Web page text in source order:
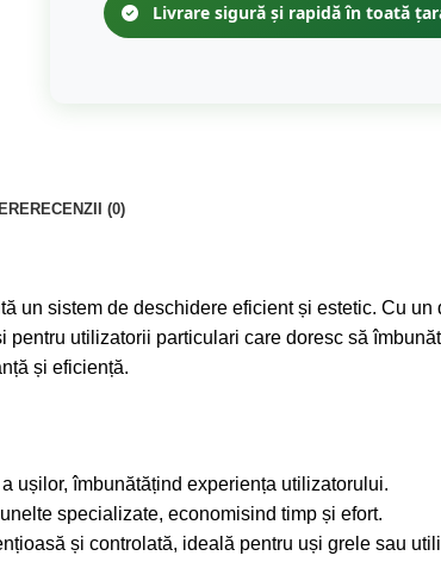
Livrare sigură și rapidă în toată
RECENZII (0)
sistem de deschidere eficient și estetic. Cu
utilizatorii particulari care doresc să
și eficiență.
ușilor, îmbunătățind experiența utilizatorului.
specializate, economisind timp și efort.
și controlată, ideală pentru uși grele sau